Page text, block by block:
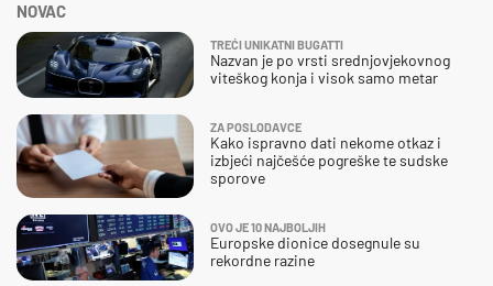
NOVAC
TREĆI UNIKATNI BUGATTI
Nazvan je po vrsti srednjovjekovnog
viteškog konja i visok samo metar
ZA POSLODAVCE
Kako ispravno dati nekome otkaz i
izbjeći najčešće pogreške te sudske
sporove
OVO JE 10 NAJBOLJIH
Europske dionice dosegnule su
rekordne razine